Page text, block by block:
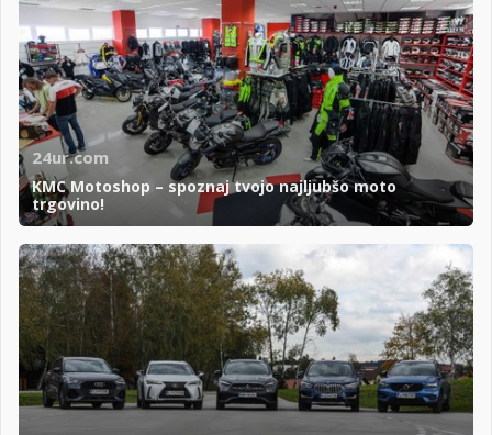
24ur.com
KMC Motoshop – spoznaj tvojo najljubšo moto
trgovino!